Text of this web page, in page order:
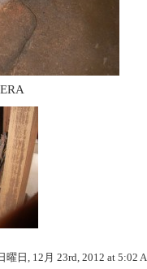
曜日, 12月 23rd, 2012 at 5:02